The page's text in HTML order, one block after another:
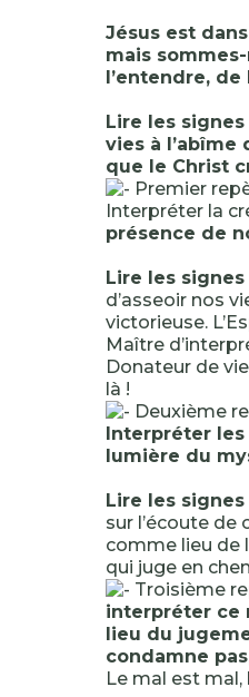
Jésus est
mais
l’entendre, de
Lire les signes
vies à l’abîme
que le Christ
Premier
Interpréter la
présence de
Lire les
d’asseoir nos
victorieuse.
Maître
Donateur de
là !
Deuxième
Interpréter les
lumière du
Lire les
sur l’écoute de
comme lieu de
qui juge en
Troisième
interpréter ce
lieu du
condamne pas
Le mal est mal,